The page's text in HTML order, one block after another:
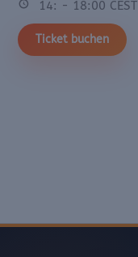
14: - 18:00 CEST
Ticket buchen